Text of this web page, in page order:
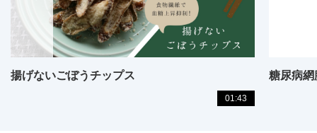
揚げないごぼうチップス
01:43
糖尿病網